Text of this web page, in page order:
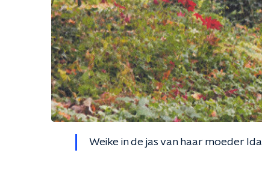
Weike in de jas van haar moeder Ida